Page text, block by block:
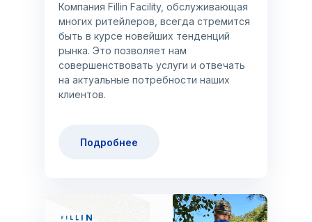
Компания Fillin Facility, обслуживающая
многих ритейлеров, всегда стремится
быть в курсе новейших тенденций
рынка. Это позволяет нам
совершенствовать услуги и отвечать
на актуальные потребности наших
клиентов.
Подробнее